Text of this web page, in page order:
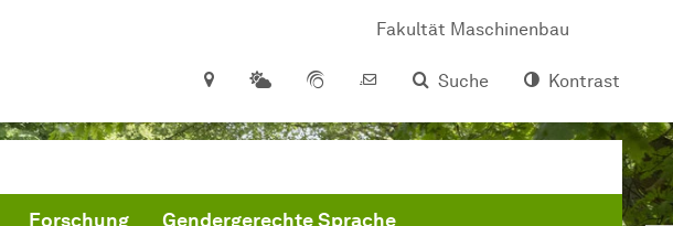
Fakultät Maschinenbau
Suche
Kontrast
Forschung Gendergerechte Sprache